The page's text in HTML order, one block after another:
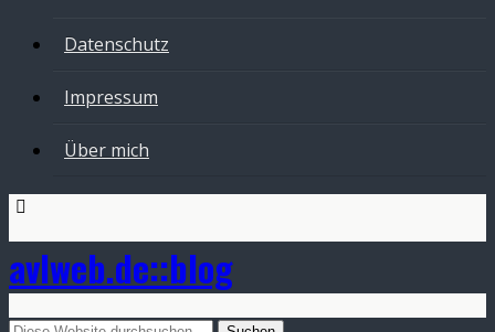
Datenschutz
Impressum
Über mich
avlweb.de::blog